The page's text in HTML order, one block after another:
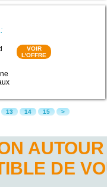
VOIR
L'OFFRE
13 14 15 >
DE